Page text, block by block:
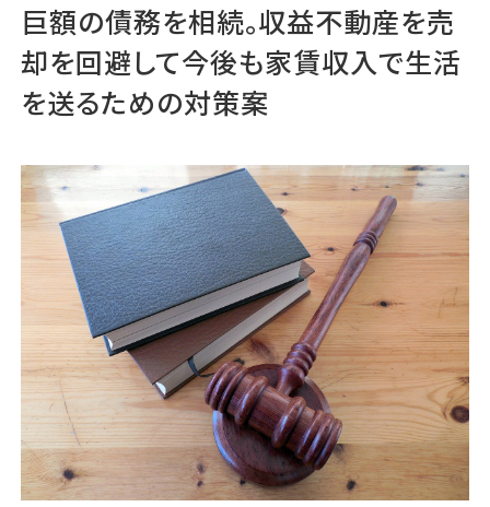
無料講座
コラム
利用者の声
無料ご相談 ログイン
運営会社
ファミリーオフィスとは
関連書籍
メールマガジン登録
よくある質問
巨額の債務を相続。収益不動産を売
却を回避して今後も家賃収入で生活
を送るための対策案